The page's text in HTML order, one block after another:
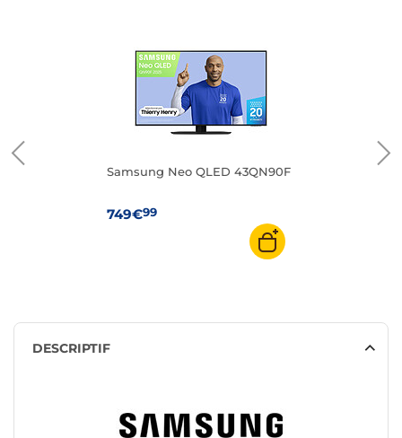
Samsung Neo QLED 43QN90F
749€99
DESCRIPTIF